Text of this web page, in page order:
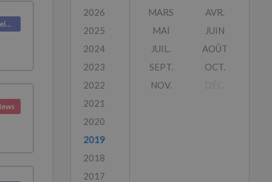
Deskpro Releases
2026
2025
2024
2023
2022
2021
2020
2019
2018
2017
MARS
AVR.
MAI
JUIN
JUIL.
AOÛT
SEPT.
OCT.
NOV.